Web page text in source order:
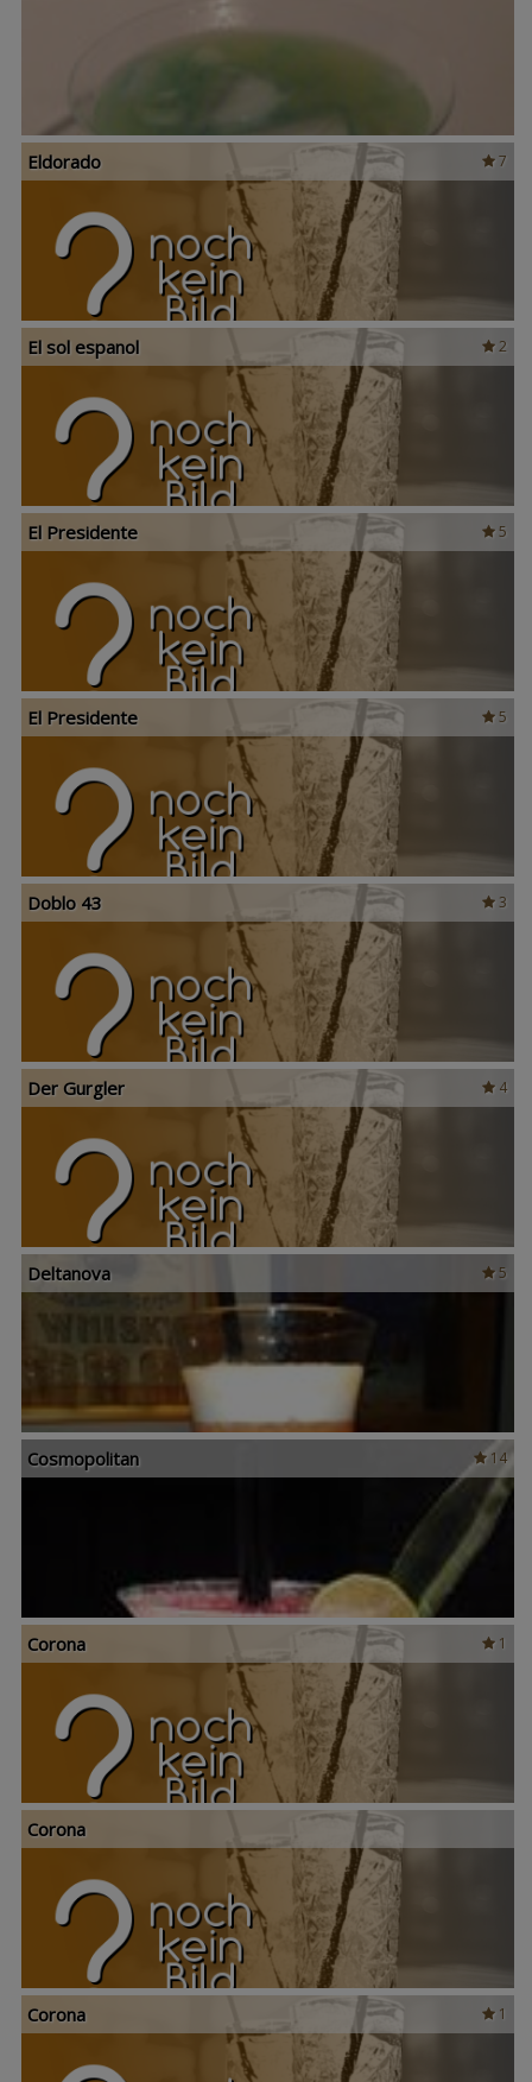
7
Eldorado
2
El sol espanol
5
El Presidente
5
El Presidente
3
Doblo 43
4
Der Gurgler
5
Deltanova
14
Cosmopolitan
1
Corona
Corona
1
Corona